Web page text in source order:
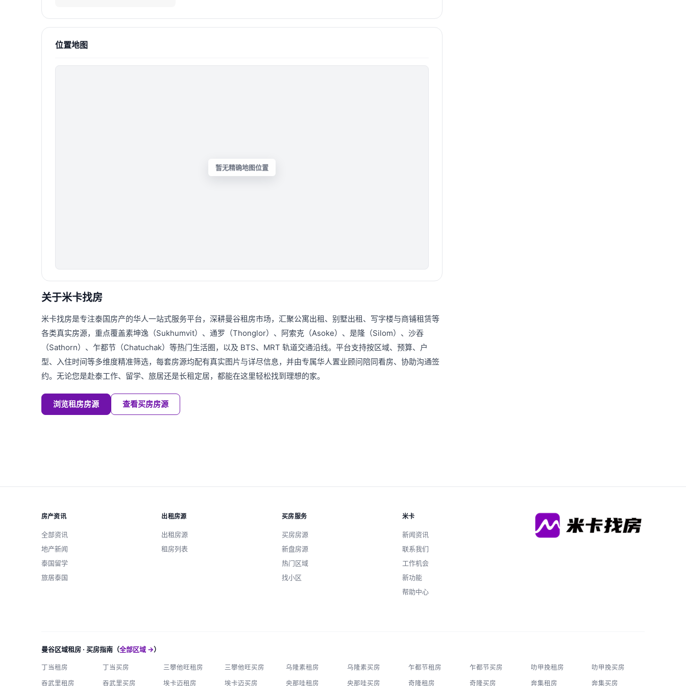
位置地图
暂无精确地图位置
关于米卡找房
米卡找房是专注泰国房产的华人一站式服务平台，深耕曼谷租房市场，汇聚公寓出租、别墅出租、写字楼与商铺租赁等
各类真实房源，重点覆盖素坤逸（Sukhumvit）、通罗（Thonglor）、阿索克（Asoke）、是隆（Silom）、沙吞
（Sathorn）、乍都节（Chatuchak）等热门生活圈，以及 BTS、MRT 轨道交通沿线。平台支持按区域、预算、户
型、入住时间等多维度精准筛选，每套房源均配有真实图片与详尽信息，并由专属华人置业顾问陪同看房、协助沟通签
约。无论您是赴泰工作、留学、旅居还是长租定居，都能在这里轻松找到理想的家。
浏览租房房源 查看买房房源
房产资讯
全部资讯
地产新闻
泰国留学
旅居泰国
出租房源
出租房源
租房列表
买房服务
买房房源
新盘房源
热门区域
找小区
米卡
新闻资讯
联系我们
工作机会
新功能
帮助中心
曼谷区域租房 · 买房指南（全部区域 →）
丁当租房 丁当买房 三攀他旺租房 三攀他旺买房 乌隆素租房 乌隆素买房 乍都节租房 乍都节买房 叻甲挽租房 叻甲挽买房
吞武里租房 吞武里买房 埃卡迈租房 埃卡迈买房 央那哇租房 央那哇买房 奇隆租房 奇隆买房 奔集租房 奔集买房